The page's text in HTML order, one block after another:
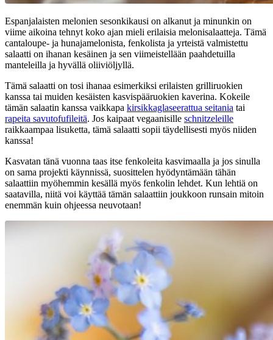
Espanjalaisten melonien sesonkikausi on alkanut ja minunkin on
viime aikoina tehnyt koko ajan mieli erilaisia melonisalaatteja. Tämä
cantaloupe- ja hunajamelonista, fenkolista ja yrteistä valmistettu
salaatti on ihanan kesäinen ja sen viimeistellään paahdetuilla
manteleilla ja hyvällä oliiviöljyllä.
Tämä salaatti on tosi ihanaa esimerkiksi erilaisten grilliruokien
kanssa tai muiden kesäisten kasvispääruokien kaverina. Kokeile
tämän salaatin kanssa vaikkapa kirsikkaglaseerattua seitania tai
rapeita savutofufileitä. Jos kaipaat vegaanisille schnitzeleille
raikkaampaa lisuketta, tämä salaatti sopii täydellisesti myös niiden
kanssa!
Kasvatan tänä vuonna taas itse fenkoleita kasvimaalla ja jos sinulla
on sama projekti käynnissä, suosittelen hyödyntämään tähän
salaattiin myöhemmin kesällä myös fenkolin lehdet. Kun lehtiä on
saatavilla, niitä voi käyttää tämän salaattiin joukkoon runsain mitoin
enemmän kuin ohjeessa neuvotaan!